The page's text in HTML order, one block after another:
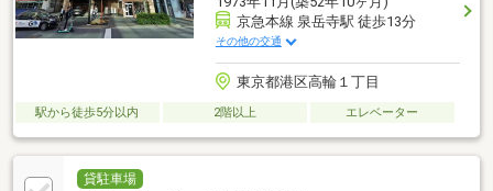
京急本線 泉岳寺駅 徒歩13分
その他の交通
東京都港区高輪１丁目
駅から徒歩5分以内 2階以上 エレベーター
貸駐車場